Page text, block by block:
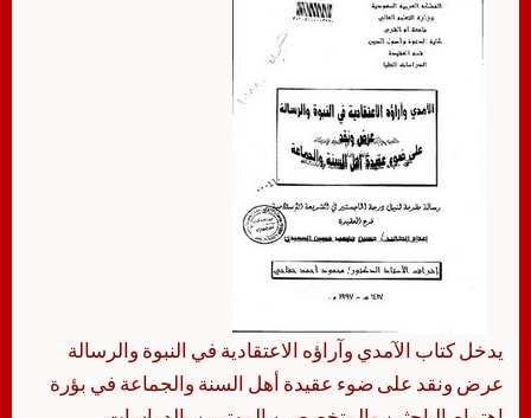
يدخل كتاب الآمدي وآراؤه الاعتقادية في النبوة والرسالة
عرض ونقد على ضوء عقيدة أهل السنة والجماعة في بؤرة